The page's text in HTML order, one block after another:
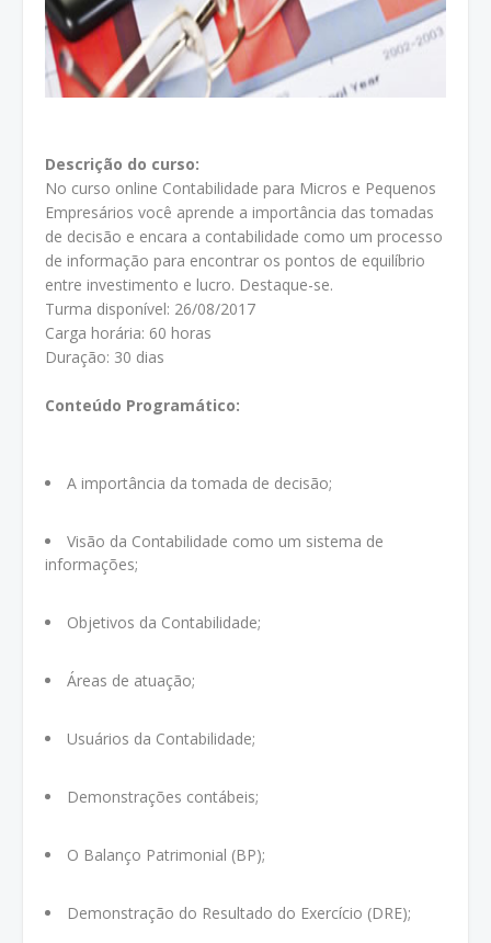
Descrição do curso:
No curso online Contabilidade para Micros e Pequenos
Empresários você aprende a importância das tomadas
de decisão e encara a contabilidade como um processo
de informação para encontrar os pontos de equilíbrio
entre investimento e lucro. Destaque-se.
Turma disponível: 26/08/2017
Carga horária: 60 horas
Duração: 30 dias
Conteúdo Programático:
A importância da tomada de decisão;
Visão da Contabilidade como um sistema de
informações;
Objetivos da Contabilidade;
Áreas de atuação;
Usuários da Contabilidade;
Demonstrações contábeis;
O Balanço Patrimonial (BP);
Demonstração do Resultado do Exercício (DRE);